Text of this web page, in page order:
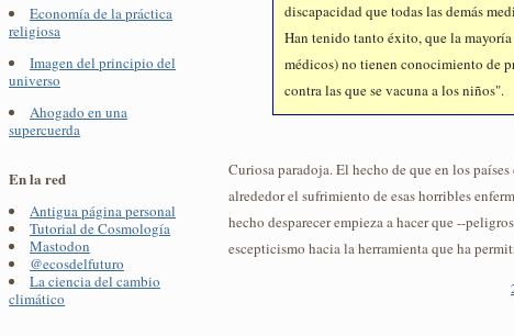
Economía de la práctica
religiosa
Imagen del principio del
universo
Ahogado en una
supercuerda
En la red
Antigua página personal
Tutorial de Cosmología
Mastodon
@ecosdelfuturo
La ciencia del cambio
climático
discapacidad que todas las demás
Han tenido tanto éxito, que la
médicos) no tienen conocimiento de
contra las que se vacuna a los niños".
Curiosa paradoja. El hecho de que en los
alrededor el sufrimiento de esas horribles
hecho desparecer empieza a hacer que --
escepticismo hacia la herramienta que ha